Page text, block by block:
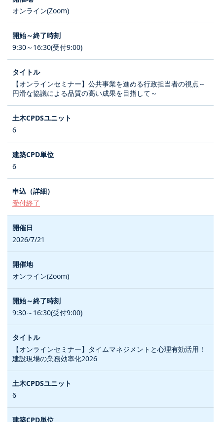
オンライン(Zoom)
9:30～16:30(受付9:00)
【オンラインセミナー】公共事業を進める行政担当者の視点～
円滑な協議による品質の高い成果を目指して～
6
6
受付終了
2026/7/21
オンライン(Zoom)
9:30～16:30(受付9:00)
【オンラインセミナー】タイムマネジメントと心理有効活用！
建設現場の業務効率化2026
6